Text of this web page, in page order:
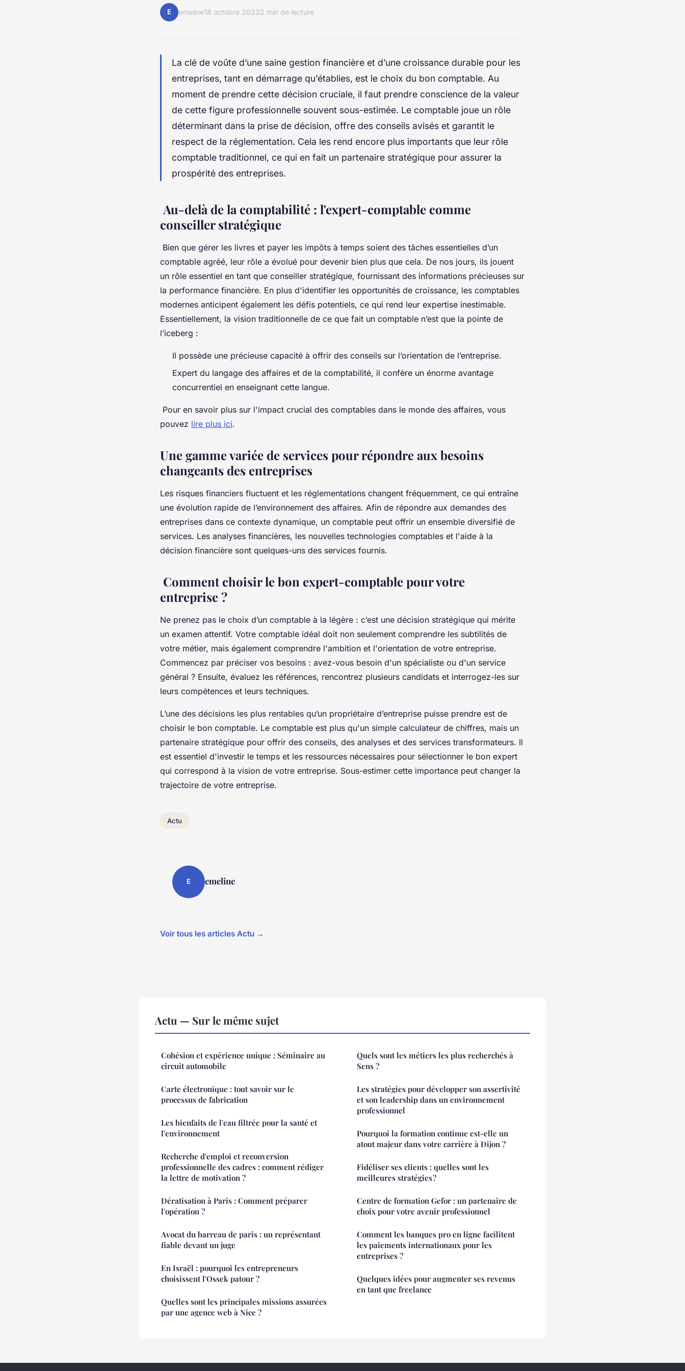
E emeline18 octobre 20232 min de lecture
La clé de voûte d’une saine gestion financière et d’une croissance durable pour les
entreprises, tant en démarrage qu’établies, est le choix du bon comptable. Au
moment de prendre cette décision cruciale, il faut prendre conscience de la valeur
de cette figure professionnelle souvent sous-estimée. Le comptable joue un rôle
déterminant dans la prise de décision, offre des conseils avisés et garantit le
respect de la réglementation. Cela les rend encore plus importants que leur rôle
comptable traditionnel, ce qui en fait un partenaire stratégique pour assurer la
prospérité des entreprises.
Au-delà de la comptabilité : l'expert-comptable comme
conseiller stratégique
Bien que gérer les livres et payer les impôts à temps soient des tâches essentielles d’un
comptable agréé, leur rôle a évolué pour devenir bien plus que cela. De nos jours, ils jouent
un rôle essentiel en tant que conseiller stratégique, fournissant des informations précieuses sur
la performance financière. En plus d'identifier les opportunités de croissance, les comptables
modernes anticipent également les défis potentiels, ce qui rend leur expertise inestimable.
Essentiellement, la vision traditionnelle de ce que fait un comptable n’est que la pointe de
l’iceberg :
Il possède une précieuse capacité à offrir des conseils sur l’orientation de l’entreprise.
Expert du langage des affaires et de la comptabilité, il confère un énorme avantage
concurrentiel en enseignant cette langue.
Pour en savoir plus sur l'impact crucial des comptables dans le monde des affaires, vous
pouvez lire plus ici.
Une gamme variée de services pour répondre aux besoins
changeants des entreprises
Les risques financiers fluctuent et les réglementations changent fréquemment, ce qui entraîne
une évolution rapide de l’environnement des affaires. Afin de répondre aux demandes des
entreprises dans ce contexte dynamique, un comptable peut offrir un ensemble diversifié de
services. Les analyses financières, les nouvelles technologies comptables et l'aide à la
décision financière sont quelques-uns des services fournis.
Comment choisir le bon expert-comptable pour votre
entreprise ?
Ne prenez pas le choix d’un comptable à la légère : c’est une décision stratégique qui mérite
un examen attentif. Votre comptable idéal doit non seulement comprendre les subtilités de
votre métier, mais également comprendre l'ambition et l'orientation de votre entreprise.
Commencez par préciser vos besoins : avez-vous besoin d'un spécialiste ou d'un service
général ? Ensuite, évaluez les références, rencontrez plusieurs candidats et interrogez-les sur
leurs compétences et leurs techniques.
L’une des décisions les plus rentables qu’un propriétaire d’entreprise puisse prendre est de
choisir le bon comptable. Le comptable est plus qu'un simple calculateur de chiffres, mais un
partenaire stratégique pour offrir des conseils, des analyses et des services transformateurs. Il
est essentiel d'investir le temps et les ressources nécessaires pour sélectionner le bon expert
qui correspond à la vision de votre entreprise. Sous-estimer cette importance peut changer la
trajectoire de votre entreprise.
Actu
E emeline
Voir tous les articles Actu →
Actu — Sur le même sujet
Cohésion et expérience unique : Séminaire au
circuit automobile
Carte électronique : tout savoir sur le
processus de fabrication
Les bienfaits de l'eau filtrée pour la santé et
l'environnement
Recherche d'emploi et reconversion
professionnelle des cadres : comment rédiger
la lettre de motivation ?
Dératisation à Paris : Comment préparer
l'opération ?
Avocat du barreau de paris : un représentant
fiable devant un juge
En Israël : pourquoi les entrepreneurs
choisissent l'Ossek patour ?
Quelles sont les principales missions assurées
par une agence web à Nice ?
Quels sont les métiers les plus recherchés à
Sens ?
Les stratégies pour développer son assertivité
et son leadership dans un environnement
professionnel
Pourquoi la formation continue est-elle un
atout majeur dans votre carrière à Dijon ?
Fidéliser ses clients : quelles sont les
meilleures stratégies ?
Centre de formation Gefor : un partenaire de
choix pour votre avenir professionnel
Comment les banques pro en ligne facilitent
les paiements internationaux pour les
entreprises ?
Quelques idées pour augmenter ses revenus
en tant que freelance